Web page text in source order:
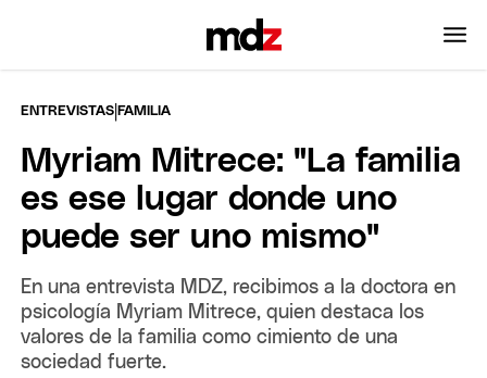
ENTREVISTAS |FAMILIA
Myriam Mitrece: "La familia
es ese lugar donde uno
puede ser uno mismo"
En una entrevista MDZ, recibimos a la doctora en
psicología Myriam Mitrece, quien destaca los
valores de la familia como cimiento de una
sociedad fuerte.